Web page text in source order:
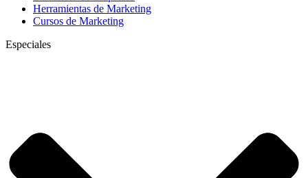
Herramientas de Marketing
Cursos de Marketing
Especiales